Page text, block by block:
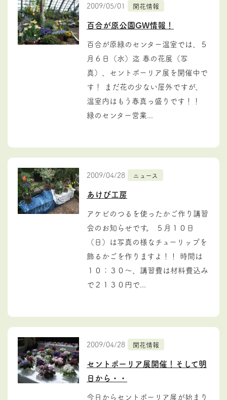
2009/05/01 開花情報
百合が原公園GW情報！
百合が原緑のセンター温室では、５
月６日（水）迄 春の花展（写
真）、セントポーリア展を開催中で
す！ まだ花の少ない屋外ですが、
温室内はもう春真っ盛りです！！
緑のセンター営業...
2009/04/28 ニュース
あけび工房
アケビのつるを使ったかご作り講習
会のお知らせです。 ５月１０日
（日）は写真の様なチューリップを
飾るかごを作りますよ！！ 時間は
１０：３０～、講習費は材料費込み
で２１３０円で...
2009/04/28 開花情報
セントポーリア展開催！そして明
日から・・
今日からセントポーリア展が始まり